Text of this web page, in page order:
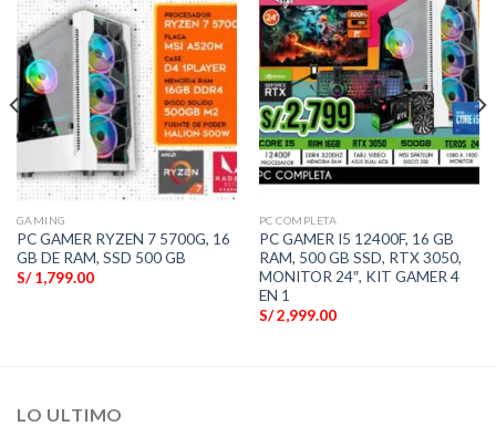
GAMING
PC GAMER RYZEN 7 5700G, 16
GB DE RAM, SSD 500 GB
S/1,799.00
PC COMPLETA
PC GAMER I5 12400F, 16 GB
RAM, 500 GB SSD, RTX 3050,
MONITOR 24″, KIT GAMER 4
EN 1
S/2,999.00
LO ULTIMO